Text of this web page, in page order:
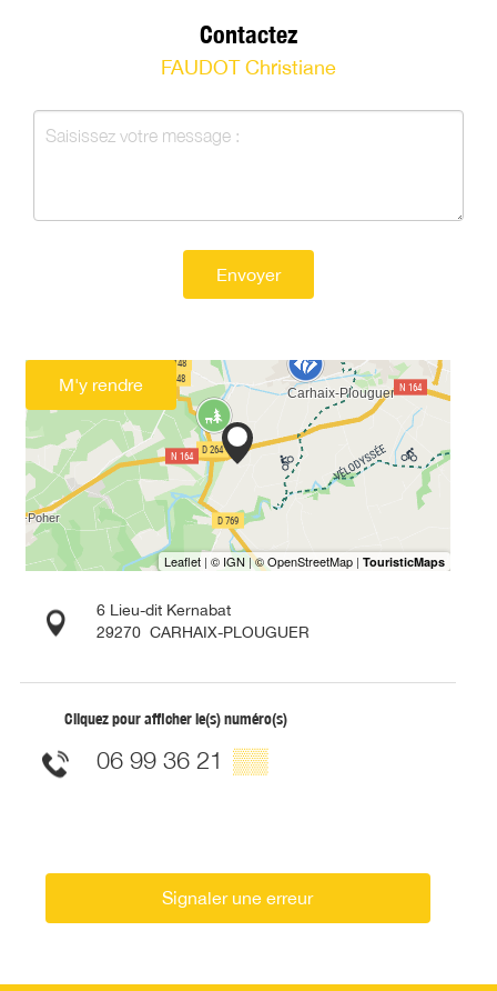
Contactez
FAUDOT Christiane
Envoyer
M'y rendre
6 Lieu-dit Kernabat
29270 CARHAIX-PLOUGUER
Cliquez pour afficher le(s) numéro(s)
06 99 36 21 ▒▒
Signaler une erreur